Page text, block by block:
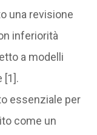
una revisione
inferiorità
a modelli
[1].
essenziale per
come un